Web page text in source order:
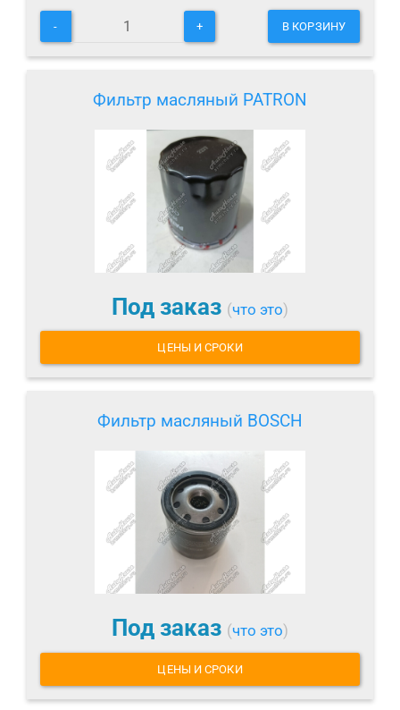
- + В КОРЗИНУ
Фильтр масляный PATRON
Под заказ (что это)
ЦЕНЫ И СРОКИ
Фильтр масляный BOSCH
Под заказ (что это)
ЦЕНЫ И СРОКИ